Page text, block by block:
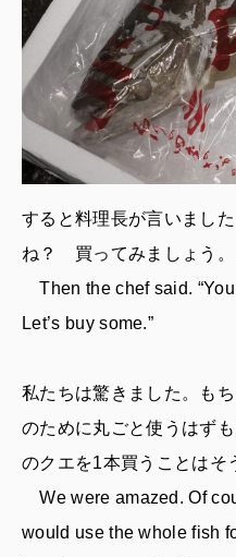
すると料理長が言いまし
ね？ 買ってみましょう。
Then the chef said.
Let’s buy some.”
私たちは驚きました。も
のために丸ごと使うはず
のクエを1本買うことはそ
We were amazed. Of
would use the whole fish